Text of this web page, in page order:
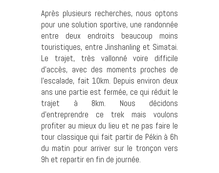
Après plusieurs recherches, nous optons
pour une solution sportive, une randonnée
entre deux endroits beaucoup moins
touristiques, entre Jinshanling et Simatai.
Le trajet, très vallonné voire difficile
d’accès, avec des moments proches de
l’escalade, fait 10km. Depuis environ deux
ans une partie est fermée, ce qui réduit le
trajet à 8km. Nous décidons
d’entreprendre ce trek mais voulons
profiter au mieux du lieu et ne pas faire le
tour classique qui fait partir de Pékin à 6h
du matin pour arriver sur le tronçon vers
9h et repartir en fin de journée.